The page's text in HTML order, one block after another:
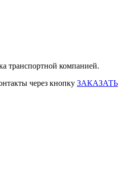
транспортной компанией.
через кнопку ЗАКАЗАТЬ